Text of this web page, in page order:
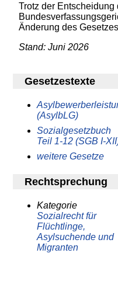
Trotz der Entscheidung
Änderung des
Stand: Juni 2026
Gesetzestexte
(AsylbLG)
Sozialgesetzbuch
Teil 1-12 (SGB I-
weitere Gesetze
Rechtsprechung
Kategorie
Sozialrecht für
Flüchtlinge,
Asylsuchende und
Migranten